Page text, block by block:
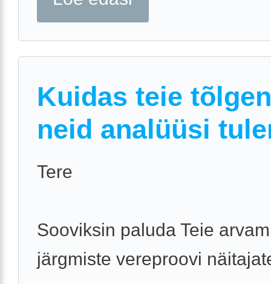
Kuidas teie
neid analüüsi
Tere
Sooviksin paluda Teie
järgmiste vereproovi